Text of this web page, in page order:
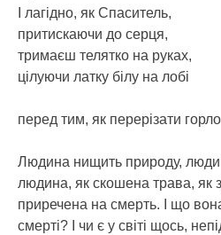
І лагідно, як Спаситель,
притискаючи до серця,
тримаєш телятко на руках,
цілуючи латку білу на лобі
перед тим, як перерізати
Людина нищить природу,
людина, як скошена трава, як
приречена на смерть. І що
смерті? І чи є у світі щось,